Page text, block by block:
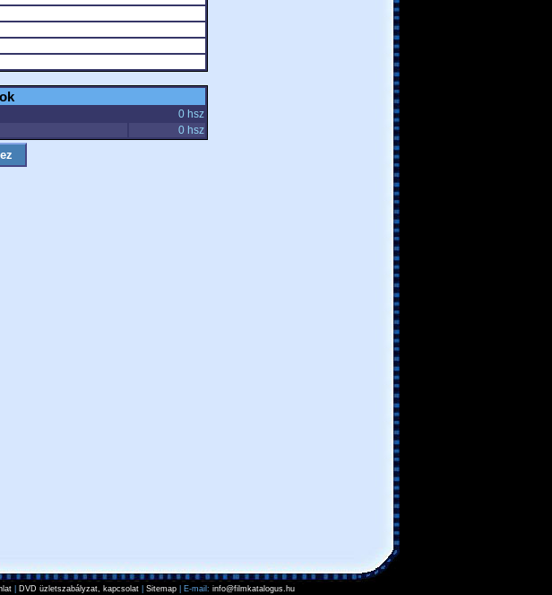
0 hsz
0 hsz
| DVD üzletszabályzat, kapcsolat| Sitemap| E-mail: info@filmkatalogus.hu